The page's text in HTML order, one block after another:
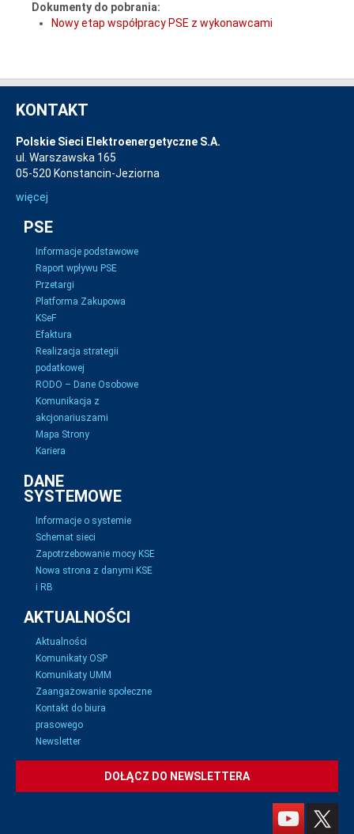
Dokumenty do pobrania:
Nowy etap współpracy PSE z wykonawcami
KONTAKT
Polskie Sieci Elektroenergetyczne S.A.
ul. Warszawska 165
05-520 Konstancin-Jeziorna
więcej
PSE
Informacje podstawowe
Raport wpływu PSE
Przetargi
Platforma Zakupowa
KSeF
Efaktura
Realizacja strategii
podatkowej
RODO – Dane Osobowe
Komunikacja z
akcjonariuszami
Mapa Strony
Kariera
DANE
SYSTEMOWE
Informacje o systemie
Schemat sieci
Zapotrzebowanie mocy KSE
Nowa strona z danymi KSE
i RB
AKTUALNOŚCI
Aktualności
Komunikaty OSP
Komunikaty UMM
Zaangażowanie społeczne
Kontakt do biura
prasowego
Newsletter
DOŁĄCZ DO NEWSLETTERA